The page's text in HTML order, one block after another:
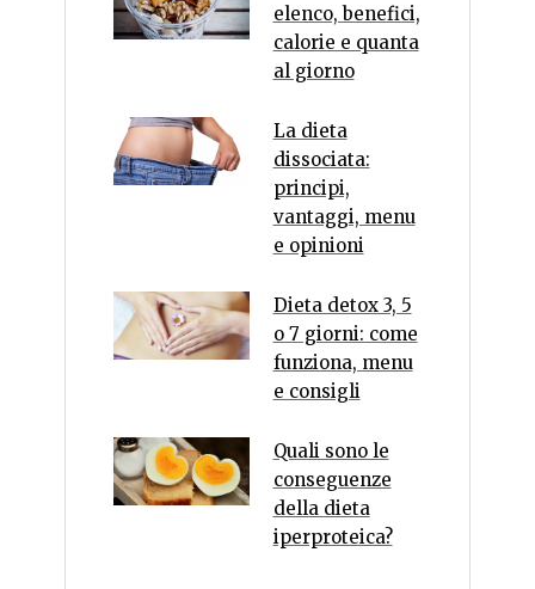
elenco, benefici,
calorie e quanta
al giorno
La dieta
dissociata:
principi,
vantaggi, menu
e opinioni
Dieta detox 3, 5
o 7 giorni: come
funziona, menu
e consigli
Quali sono le
conseguenze
della dieta
iperproteica?